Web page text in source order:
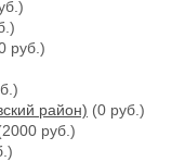
руб.)
район) (0 руб.)
руб.)